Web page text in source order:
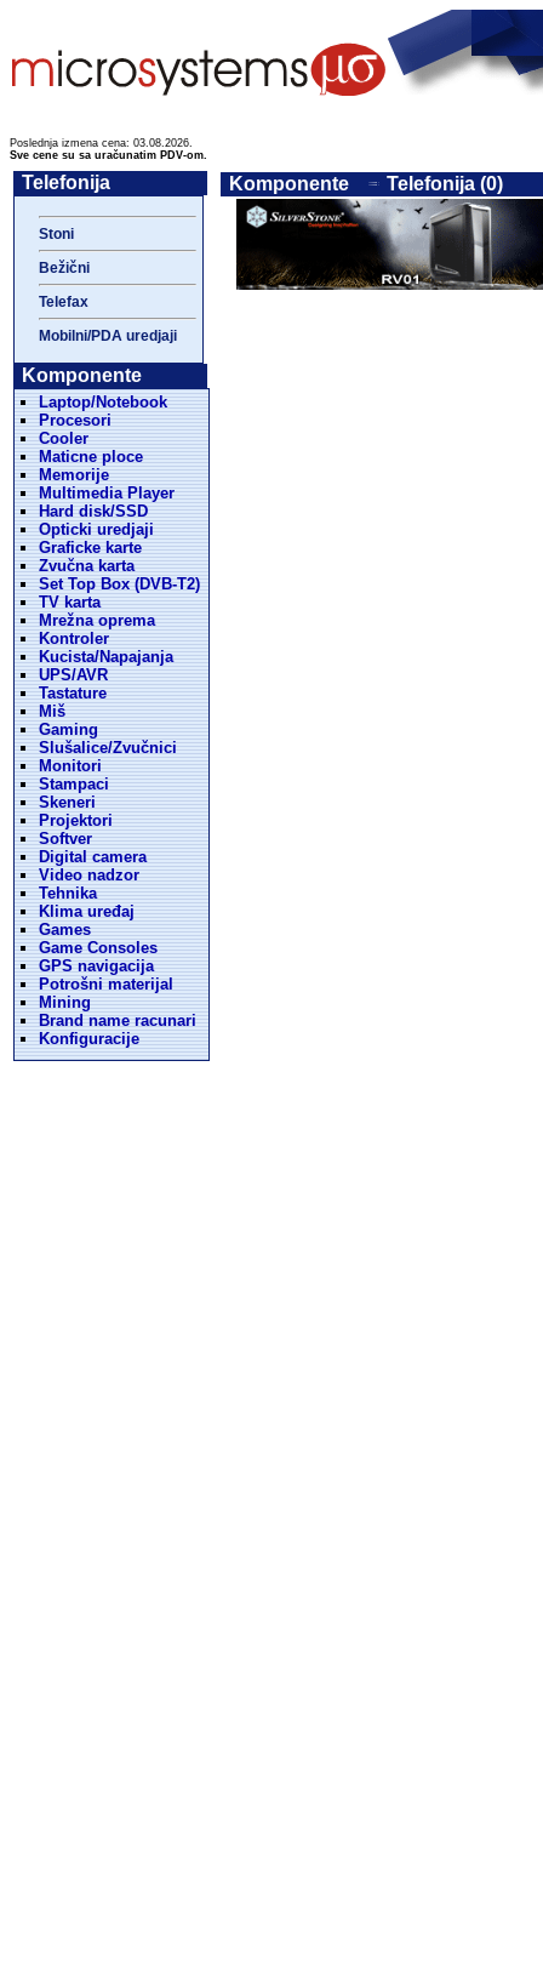
Poslednja izmena cena: 03.08.2026.
Sve cene su sa uračunatim PDV-om.
Telefonija
Stoni
Bežični
Telefax
Mobilni/PDA uredjaji
Komponente
Laptop/Notebook
Procesori
Cooler
Maticne ploce
Memorije
Multimedia Player
Hard disk/SSD
Opticki uredjaji
Graficke karte
Zvučna karta
Set Top Box (DVB-T2)
TV karta
Mrežna oprema
Kontroler
Kucista/Napajanja
UPS/AVR
Tastature
Miš
Gaming
Slušalice/Zvučnici
Monitori
Stampaci
Skeneri
Projektori
Softver
Digital camera
Video nadzor
Tehnika
Klima uređaj
Games
Game Consoles
GPS navigacija
Potrošni materijal
Mining
Brand name racunari
Konfiguracije
Komponente Telefonija (0)